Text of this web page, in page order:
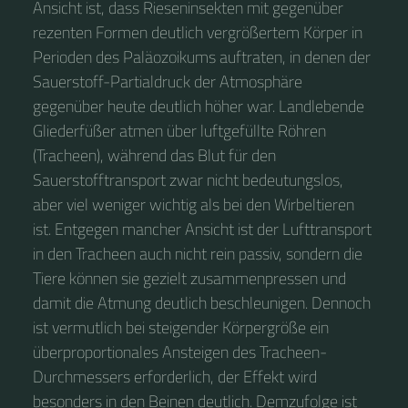
Ansicht ist, dass Rieseninsekten mit gegenüber
rezenten Formen deutlich vergrößertem Körper in
Perioden des Paläozoikums auftraten, in denen der
Sauerstoff-Partialdruck der Atmosphäre
gegenüber heute deutlich höher war. Landlebende
Gliederfüßer atmen über luftgefüllte Röhren
(Tracheen), während das Blut für den
Sauerstofftransport zwar nicht bedeutungslos,
aber viel weniger wichtig als bei den Wirbeltieren
ist. Entgegen mancher Ansicht ist der Lufttransport
in den Tracheen auch nicht rein passiv, sondern die
Tiere können sie gezielt zusammenpressen und
damit die Atmung deutlich beschleunigen. Dennoch
ist vermutlich bei steigender Körpergröße ein
überproportionales Ansteigen des Tracheen-
Durchmessers erforderlich, der Effekt wird
besonders in den Beinen deutlich. Demzufolge ist